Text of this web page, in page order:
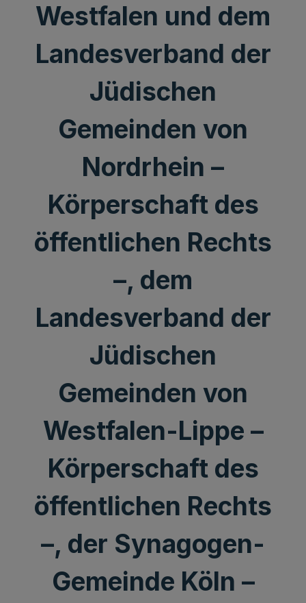
Westfalen und dem
Landesverband der
Jüdischen
Gemeinden von
Nordrhein –
Körperschaft des
öffentlichen Rechts
–, dem
Landesverband der
Jüdischen
Gemeinden von
Westfalen-Lippe –
Körperschaft des
öffentlichen Rechts
–, der Synagogen-
Gemeinde Köln –